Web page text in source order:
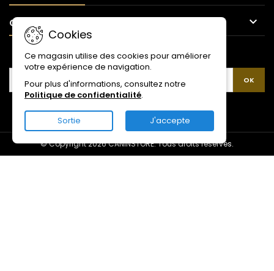
CONTACT 
Cookies
Ce magasin utilise des cookies pour améliorer
votre expérience de navigation.
Pour plus d'informations, consultez notre
Politique de confidentialité.
Sortie J'accepte
LETTRE D'INFORMATIONS
© Copyright 2026 CANINSTORE. Tous droits réservés.